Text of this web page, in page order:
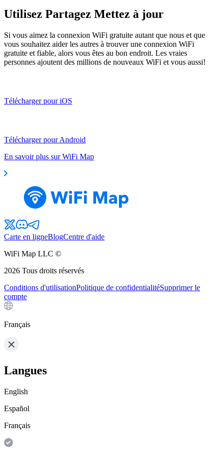
Utilisez Partagez Mettez à jour
Si vous aimez la connexion WiFi gratuite autant que nous et que
vous souhaitez aider les autres à trouver une connexion WiFi
gratuite et fiable, alors vous êtes au bon endroit. Les vraies
personnes ajoutent des millions de nouveaux WiFi et vous aussi!
Télécharger pour iOS
Télécharger pour Android
En savoir plus sur WiFi Map
Carte en ligneBlogCentre d'aide
WiFi Map LLC ©
2026 Tous droits réservés
Conditions d'utilisationPolitique de confidentialitéSupprimer le
compte
Français
Langues
English
Español
Français